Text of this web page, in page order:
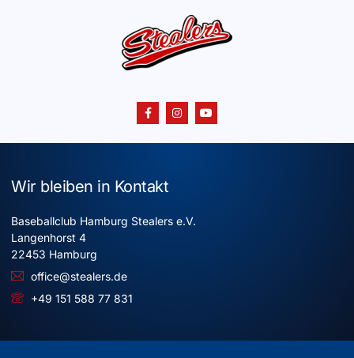
Wir bleiben in Kontakt
Baseballclub Hamburg Stealers e.V.
Langenhorst 4
22453 Hamburg
office@stealers.de
+49 151 588 77 831